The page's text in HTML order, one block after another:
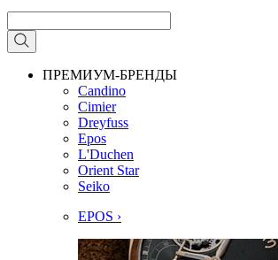
ПРЕМИУМ-БРЕНДЫ
Candino
Cimier
Dreyfuss
Epos
L'Duchen
Orient Star
Seiko
EPOS ›